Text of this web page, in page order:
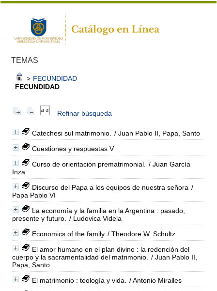
TEMAS
> FECUNDIDAD
FECUNDIDAD
Refinar búsqueda
Catechesi sul matrimonio.
/ Juan Pablo II, Papa, Santo
Cuestiones y respuestas V
Curso de orientación prematrimonial.
/ Juan García
Inza
Discurso del Papa a los equipos de nuestra señora /
Papa Pablo VI
La economía y la familia en la Argentina : pasado,
presente y futuro.
/ Ludovica Videla
Economics of the family / Theodore W. Schultz
El amor humano en el plan divino : la redención del
cuerpo y la sacramentalidad del matrimonio.
/ Juan Pablo II,
Papa, Santo
El matrimonio : teología y vida.
/ Antonio Miralles